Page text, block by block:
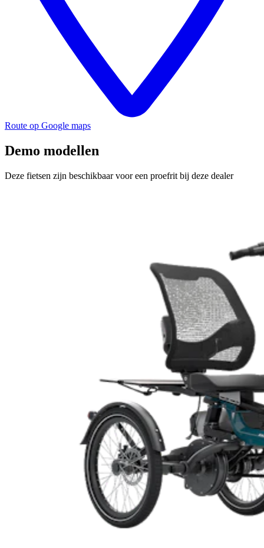
Route op Google maps
Demo modellen
Deze fietsen zijn beschikbaar voor een proefrit bij deze dealer